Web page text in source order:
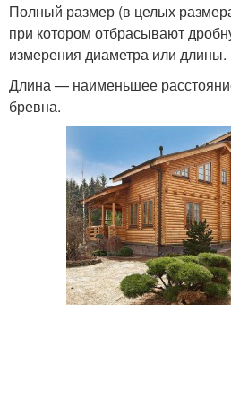
Полный размер (в целых
при котором отбрасывают
измерения диаметра или длины.
Длина — наименьшее
бревна.